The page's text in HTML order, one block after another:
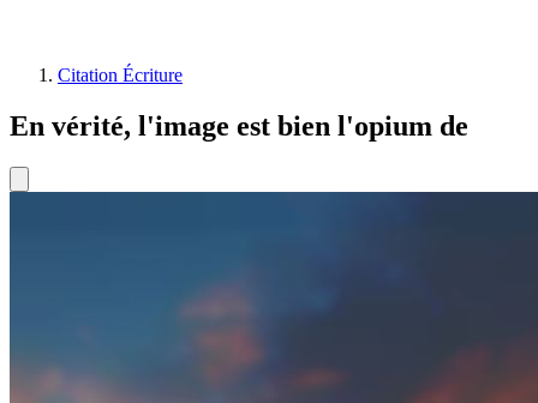
Citation Écriture
En vérité, l'image est bien l'opium de